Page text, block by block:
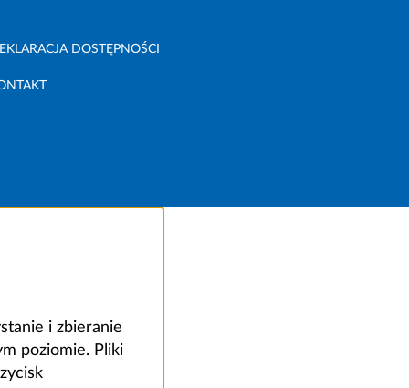
DOSTĘPNOŚCI
i zbieranie
poziomie. Pliki